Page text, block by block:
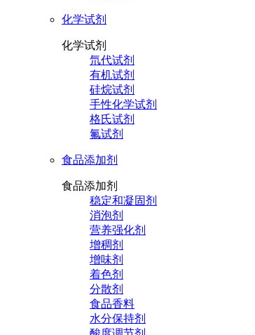
化学试剂
化学试剂
氘代试剂
有机试剂
硅烷试剂
手性化学试剂
格氏试剂
氟试剂
食品添加剂
食品添加剂
稳定和凝固剂
消泡剂
营养强化剂
增稠剂
增味剂
着色剂
分散剂
食品香料
水分保持剂